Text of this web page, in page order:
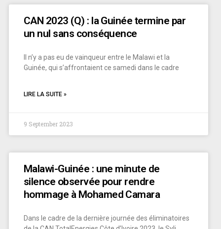
CAN 2023 (Q) : la Guinée termine par
un nul sans conséquence
Il n’y a pas eu de vainqueur entre le Malawi et la
Guinée, qui s’affrontaient ce samedi dans le cadre
LIRE LA SUITE »
9 September 2023
Malawi-Guinée : une minute de
silence observée pour rendre
hommage à Mohamed Camara
Dans le cadre de la dernière journée des éliminatoires